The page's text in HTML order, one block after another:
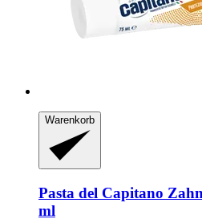
Warenkorb
Pasta del Capitano
ml